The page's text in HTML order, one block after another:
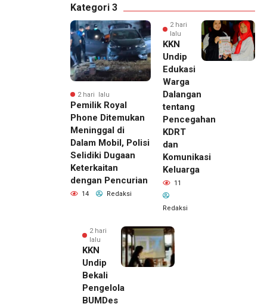
Kategori 3
2 hari lalu
Pemilik Royal
Phone Ditemukan
Meninggal di
Dalam Mobil, Polisi
Selidiki Dugaan
Keterkaitan
dengan Pencurian
14 Redaksi
2 hari
lalu
KKN
Undip
Edukasi
Warga
Dalangan
tentang
Pencegahan
KDRT
dan
Komunikasi
Keluarga
11
Redaksi
2 hari
lalu
KKN
Undip
Bekali
Pengelola
BUMDes